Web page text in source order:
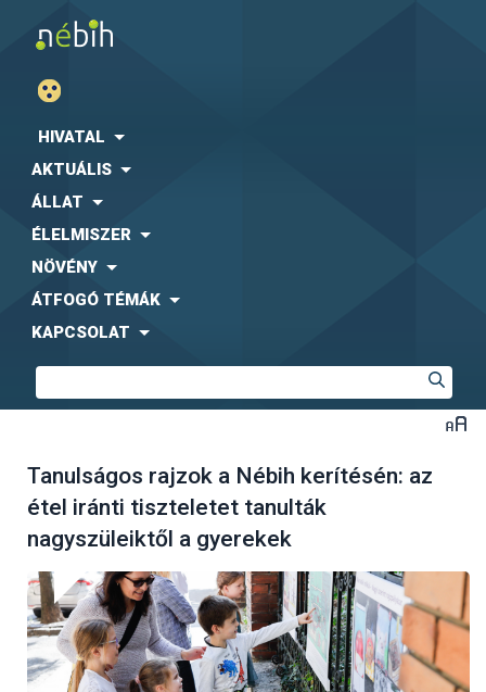
HIVATAL
AKTUÁLIS
ÁLLAT
ÉLELMISZER
NÖVÉNY
ÁTFOGÓ TÉMÁK
KAPCSOLAT
Tanulságos rajzok a Nébih kerítésén: az
étel iránti tiszteletet tanulták
nagyszüleiktől a gyerekek